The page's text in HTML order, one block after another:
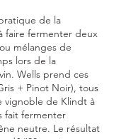
de la
faire fermenter deux
mélanges de
lors de la
Wells prend ces
+ Pinot Noir), tous
vignoble de Klindt à
fait fermenter
neutre. Le résultat